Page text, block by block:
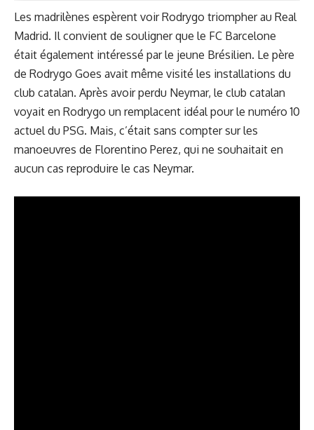
Les madrilènes espèrent voir Rodrygo triompher au Real
Madrid. Il convient de souligner que le FC Barcelone
était également intéressé par le jeune Brésilien. Le père
de Rodrygo Goes avait même visité les installations du
club catalan. Après avoir perdu Neymar, le club catalan
voyait en Rodrygo un remplacent idéal pour le numéro 10
actuel du PSG. Mais, c’était sans compter sur les
manoeuvres de Florentino Perez, qui ne souhaitait en
aucun cas reproduire le cas Neymar.